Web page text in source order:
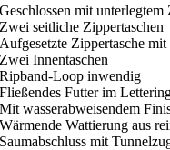
Geschlossen mit
Zwei seitliche Zippertaschen
Aufgesetzte Zippertasche
Zwei Innentaschen
Ripband-Loop inwendig
Fließendes Futter im
Mit wasserabweisendem
Wärmende Wattierung aus
Saumabschluss mit